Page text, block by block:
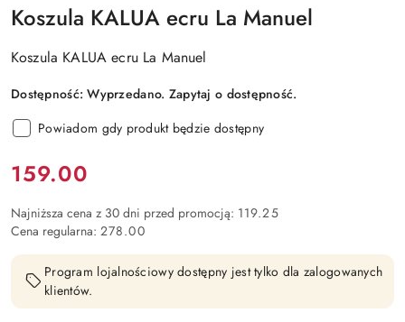
Koszula KALUA ecru La Manuel
Koszula KALUA ecru La Manuel
Dostępność:Wyprzedano. Zapytaj o dostępność.
Powiadom gdy produkt będzie dostępny
Cena:
159.00
Najniższa cena z 30 dni przed promocją: 119.25
Cena regularna: 278.00
Program lojalnościowy dostępny jest tylko dla zalogowanych
klientów.